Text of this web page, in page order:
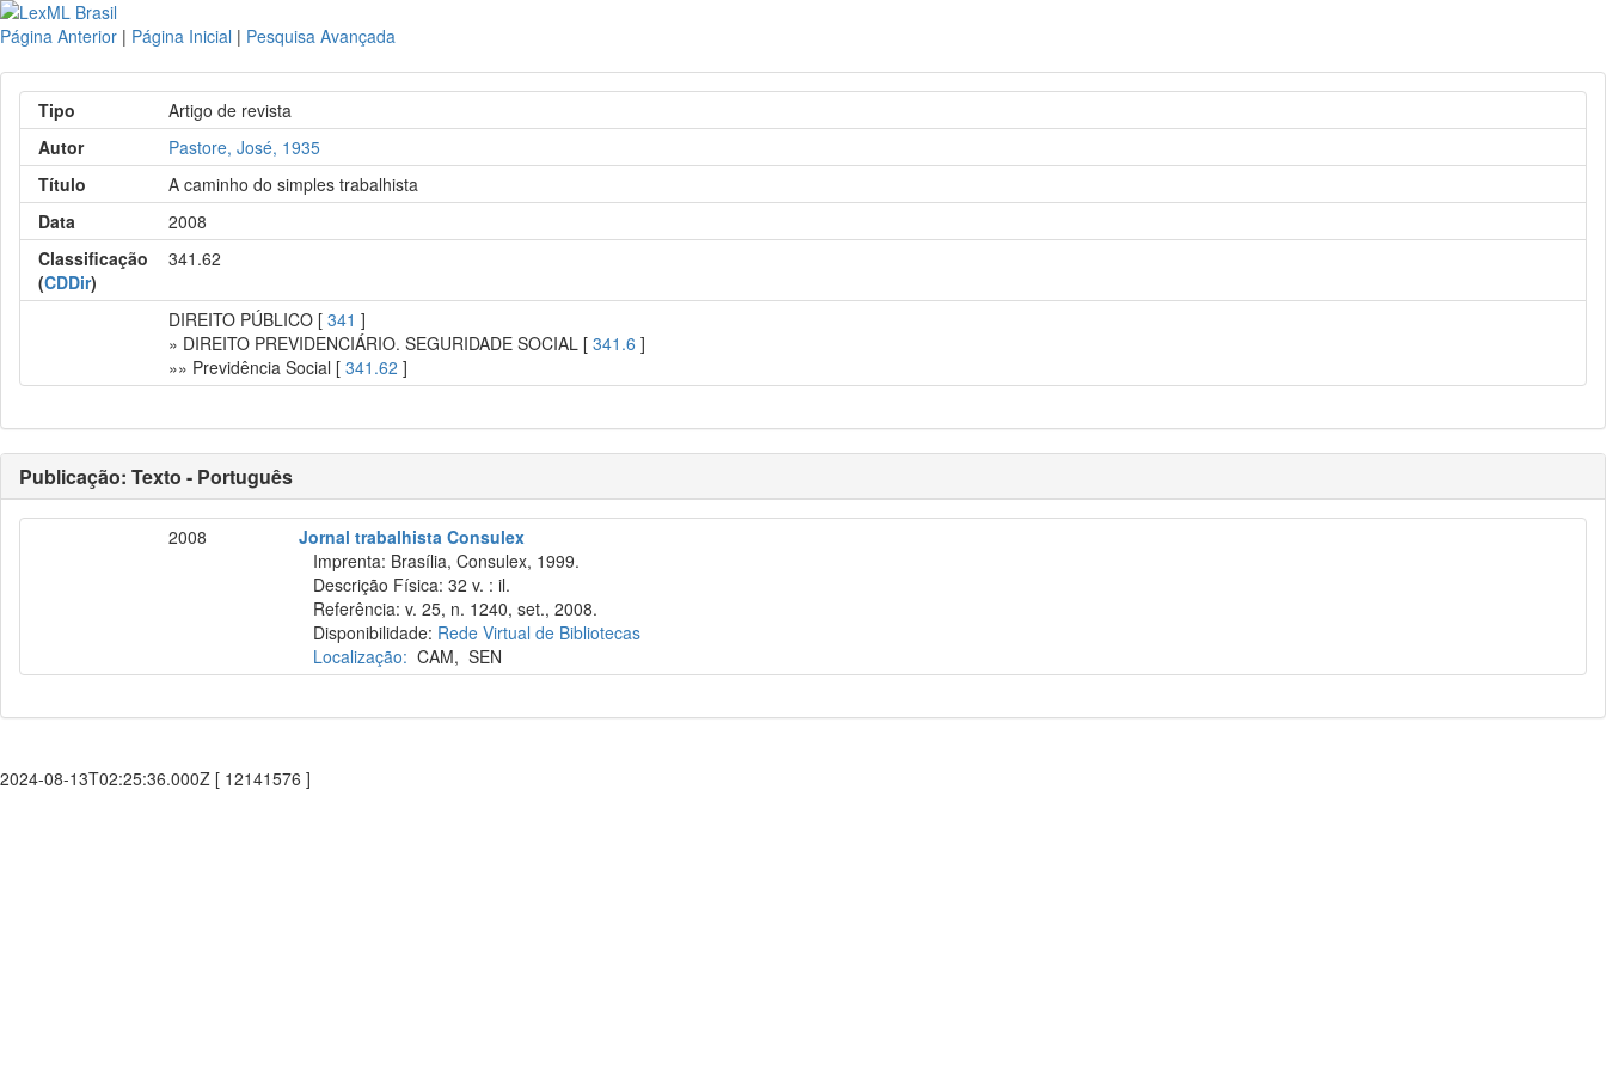
Página Anterior | Página Inicial | Pesquisa Avançada
Tipo
Artigo de revista
Autor
Pastore, José, 1935
Título
A caminho do simples trabalhista
Data
2008
Classificação
(CDDir)
341.62
DIREITO PÚBLICO [341 ]
» DIREITO PREVIDENCIÁRIO. SEGURIDADE SOCIAL [341.6 ]
»» Previdência Social [341.62 ]
Publicação: Texto - Português
2008
Jornal trabalhista Consulex
Imprenta: Brasília, Consulex, 1999.
Descrição Física: 32 v. : il.
Referência: v. 25, n. 1240, set., 2008.
Disponibilidade: Rede Virtual de Bibliotecas
Localização: CAM,SEN
2024-08-13T02:25:36.000Z [ 12141576 ]